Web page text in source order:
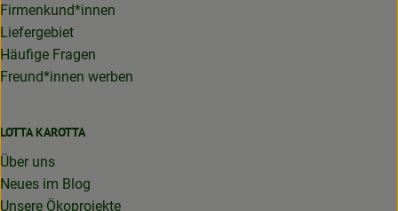
Firmenkund*innen
Liefergebiet
Häufige Fragen
Freund*innen werben
LOTTA KAROTTA
Über uns
Neues im Blog
Unsere Ökoprojekte